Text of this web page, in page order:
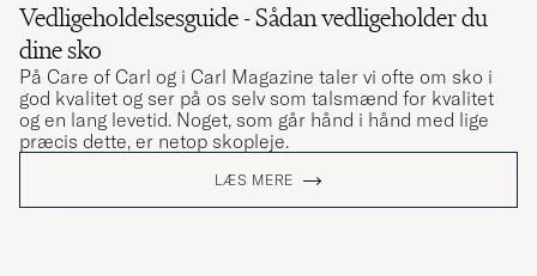
Vedligeholdelsesguide - Sådan vedligeholder du
dine sko
På Care of Carl og i Carl Magazine taler vi ofte om sko i
god kvalitet og ser på os selv som talsmænd for kvalitet
og en lang levetid. Noget, som går hånd i hånd med lige
præcis dette, er netop skopleje.
LÆS MERE